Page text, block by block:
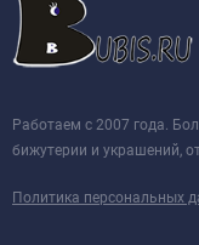
Работаем с 2007 года.
бижутерии и украшений,
Политика персональных